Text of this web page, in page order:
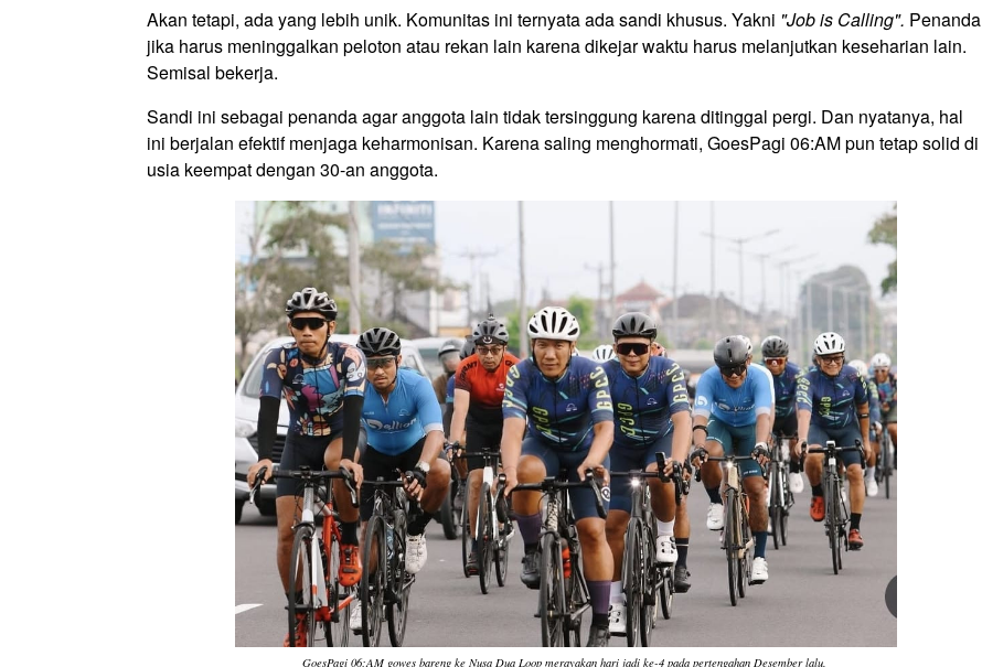
Akan tetapi, ada yang lebih unik. Komunitas ini ternyata ada sandi khusus. Yakni "Job is Calling". Penanda
jika harus meninggalkan peloton atau rekan lain karena dikejar waktu harus melanjutkan keseharian lain.
Semisal bekerja.
Sandi ini sebagai penanda agar anggota lain tidak tersinggung karena ditinggal pergi. Dan nyatanya, hal
ini berjalan efektif menjaga keharmonisan. Karena saling menghormati, GoesPagi 06:AM pun tetap solid di
usia keempat dengan 30-an anggota.
GoesPagi 06:AM gowes bareng ke Nusa Dua Loop merayakan hari jadi ke-4 pada pertengahan Desember lalu.